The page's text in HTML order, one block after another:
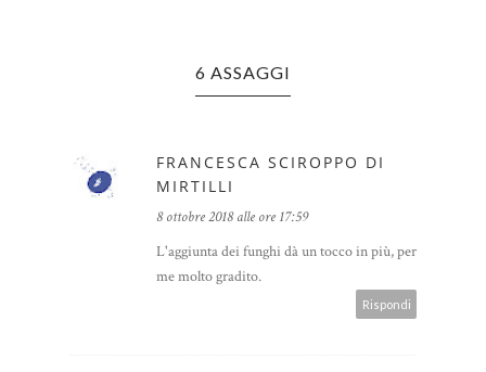
6 ASSAGGI
FRANCESCA SCIROPPO DI
MIRTILLI
8 ottobre 2018 alle ore 17:59
L'aggiunta dei funghi dà un tocco in più, per
me molto gradito.
Rispondi